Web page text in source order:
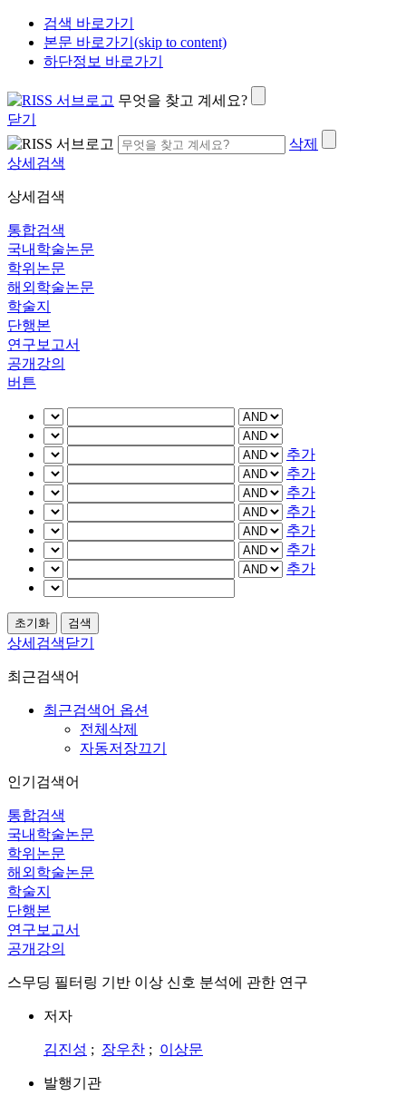
검색 바로가기
본문 바로가기(skip to content)
하단정보 바로가기
무엇을 찾고 계세요?
닫기
삭제
상세검색
상세검색
통합검색
국내학술논문
학위논문
해외학술논문
학술지
단행본
연구보고서
공개강의
버튼
추가
추가
추가
추가
추가
추가
추가
상세검색닫기
최근검색어
최근검색어 옵션
전체삭제
자동저장끄기
인기검색어
통합검색
국내학술논문
학위논문
해외학술논문
학술지
단행본
연구보고서
공개강의
스무딩 필터링 기반 이상 신호 분석에 관한 연구
저자
김진성 ; 장우찬 ; 이상문
발행기관